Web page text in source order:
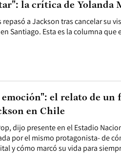
a Jackson tras cancelar su
Santiago. Esta es la columna que
la crítica de Yolanda
dijo presente en el Estadio
por el mismo protagonista- de
y cómo marcó su vida para
el relato de un
en Chile